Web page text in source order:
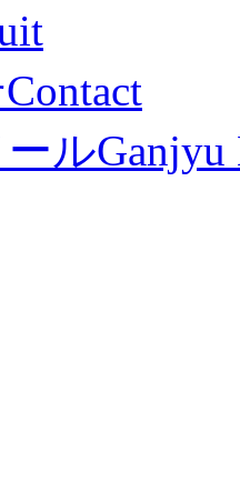
Contact
ル